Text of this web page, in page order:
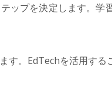
プを決定します。
。EdTechを活用す